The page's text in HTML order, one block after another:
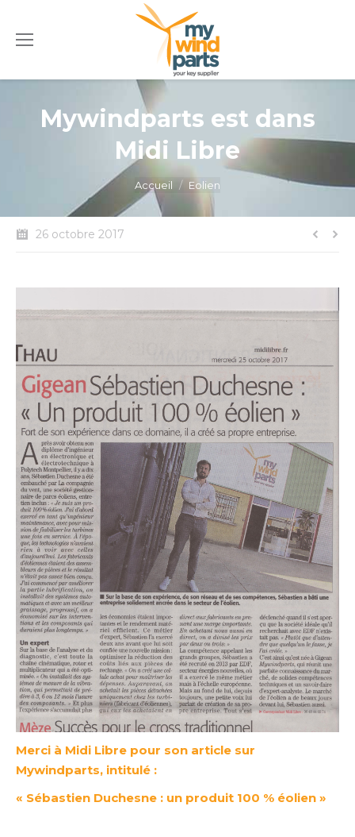
Mywindparts est dans
Midi Libre
Accueil Eolien
26 octobre 2017
Merci à Midi Libre pour son article sur
Mywindparts, intitulé :
« Sébastien Duchesne : un produit 100 % éolien »